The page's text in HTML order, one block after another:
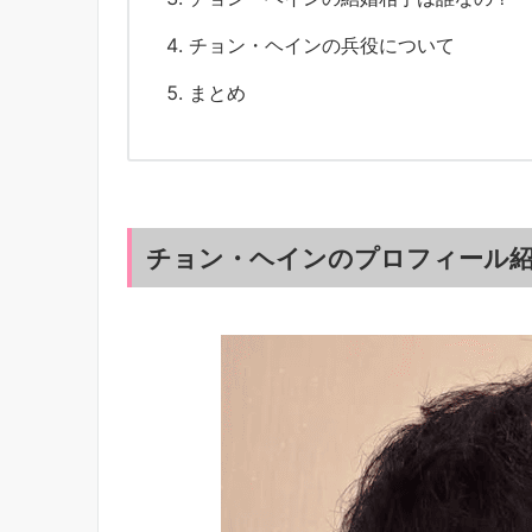
チョン・ヘインの兵役について
まとめ
チョン・ヘインのプロフィール